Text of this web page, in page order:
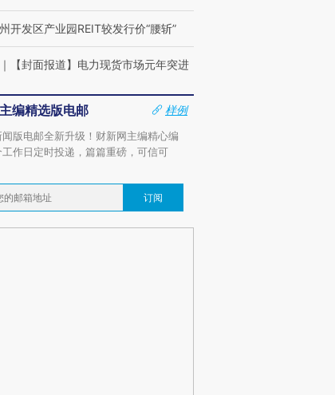
开发区产业园REIT较发行价“腰斩”
｜ 【封面报道】电力现货市场元年突进
编精选版电邮
样例
闻版电邮全新升级！财新网主编精心编
作日定时投递，篇篇重磅，可信可
订阅